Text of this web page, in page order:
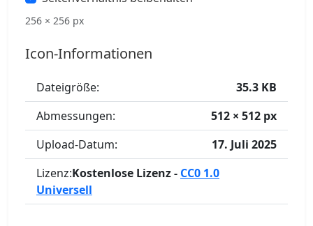
256 × 256 px
Icon-Informationen
Dateigröße:
35.3 KB
Abmessungen:
512 × 512 px
Upload-Datum:
17. Juli 2025
Lizenz:Kostenlose Lizenz - CC0 1.0
Universell